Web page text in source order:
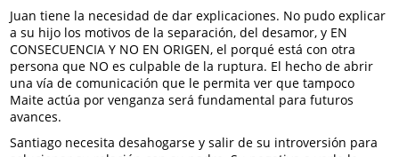
Juan tiene la necesidad de dar explicaciones. No pudo explicar
a su hijo los motivos de la separación, del desamor, y EN
CONSECUENCIA Y NO EN ORIGEN, el porqué está con otra
persona que NO es culpable de la ruptura. El hecho de abrir
una vía de comunicación que le permita ver que tampoco
Maite actúa por venganza será fundamental para futuros
avances.
Santiago necesita desahogarse y salir de su introversión para